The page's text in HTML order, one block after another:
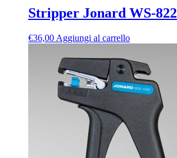
Stripper Jonard WS-822
€36,00 Aggiungi al carrello